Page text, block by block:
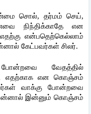
சொல், தர்மம் செய்,
நிந்திக்காதே என
என்பதெற்கெல்லாம்
கேட்பவர்கள் சிலர்.
வேதத்தில்
எதற்காக என கொஞ்சம்
வாக்கு போன்றவை
இன்னும் கொஞ்சம்